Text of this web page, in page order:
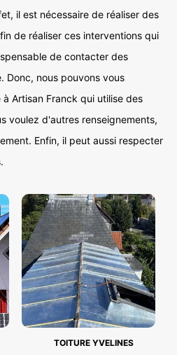
il est nécessaire de réaliser des
de réaliser ces interventions qui
de contacter des
Donc, nous pouvons vous
Artisan Franck qui utilise des
voulez d'autres renseignements,
Enfin, il peut aussi respecter
TOITURE YVELINES